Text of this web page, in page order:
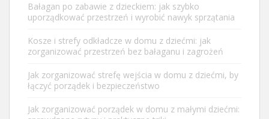
Bałagan po zabawie z dzieckiem: jak szybko
uporządkować przestrzeń i wyrobić nawyk sprzątania
Kosze i strefy odkładcze w domu z dziećmi: jak
zorganizować przestrzeń bez bałaganu i zagrożeń
Jak zorganizować strefę wejścia w domu z dziećmi, by
łączyć porządek i bezpieczeństwo
Jak zorganizować porządek w domu z małymi dziećmi: